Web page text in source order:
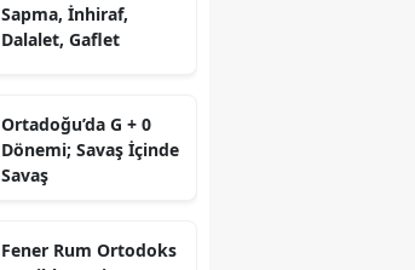
Sapma, İnhiraf,
Dalalet, Gaflet
Ortadoğu’da G + 0
Dönemi; Savaş İçinde
Savaş
Fener Rum Ortodoks